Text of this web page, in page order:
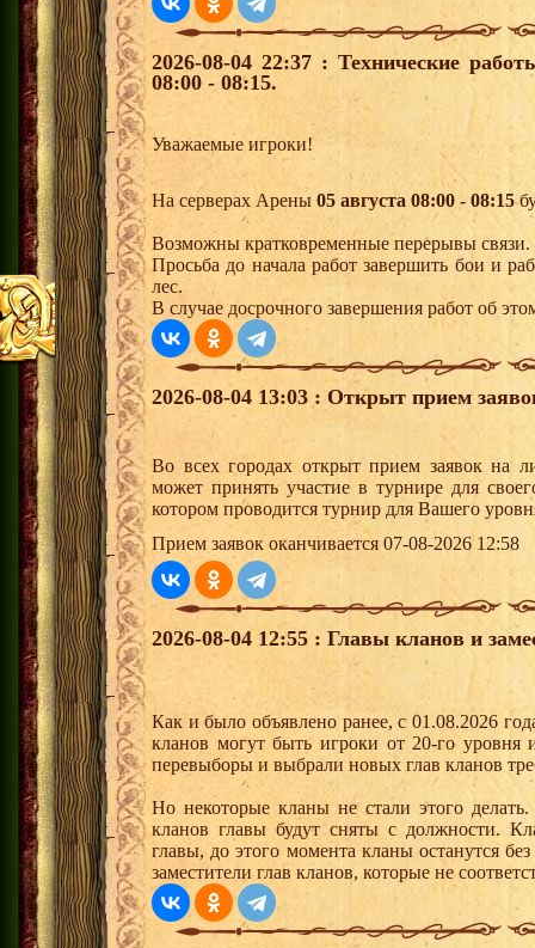
2026-08-04 22:37 : Технические
08:00 - 08:15.
Уважаемые игроки!
На серверах Арены 05 августа 08:00 - 08:15
Возможны кратковременные перерывы связи.
Просьба до начала работ завершить бои и
лес.
В случае досрочного завершения работ об
2026-08-04 13:03 : Открыт прием
Во всех городах открыт прием заявок на
может принять участие в турнире для
котором проводится турнир для Вашего
Прием заявок оканчивается 07-08-2026 12:58
2026-08-04 12:55 : Главы кланов и
Как и было объявлено ранее, с 01.08.2026
кланов могут быть игроки от 20-го
перевыборы и выбрали новых глав кланов
Но некоторые кланы не стали этого
кланов главы будут сняты с должности.
главы, до этого момента кланы останутся
заместители глав кланов, которые не